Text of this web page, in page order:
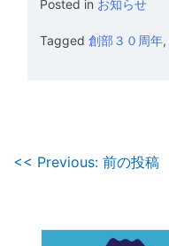
Posted in お知らせ
Tagged 創部３０周年,
投
<< Previous: 前の投稿